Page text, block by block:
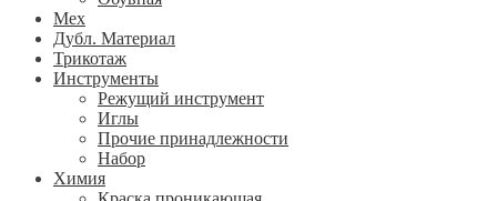
Мех
Дубл. Материал
Трикотаж
Инструменты
Режущий инструмент
Иглы
Прочие принадлежности
Набор
Химия